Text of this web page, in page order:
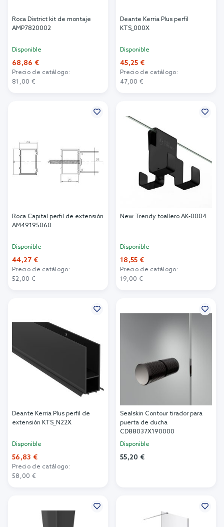
Roca District kit de montaje
AMP7820002
Disponible
68,86 €
Precio de catálogo:
81,00 €
Deante Kerria Plus perfil
KTS_000X
Disponible
45,25 €
Precio de catálogo:
47,00 €
Roca Capital perfil de extensión
AM49195060
Disponible
44,27 €
Precio de catálogo:
52,00 €
New Trendy toallero AK-0004
Disponible
18,55 €
Precio de catálogo:
19,00 €
Deante Kerria Plus perfil de
extensión KTS_N22X
Disponible
56,83 €
Precio de catálogo:
58,00 €
Sealskin Contour tirador para
puerta de ducha
CD88037X190000
Disponible
55,20 €